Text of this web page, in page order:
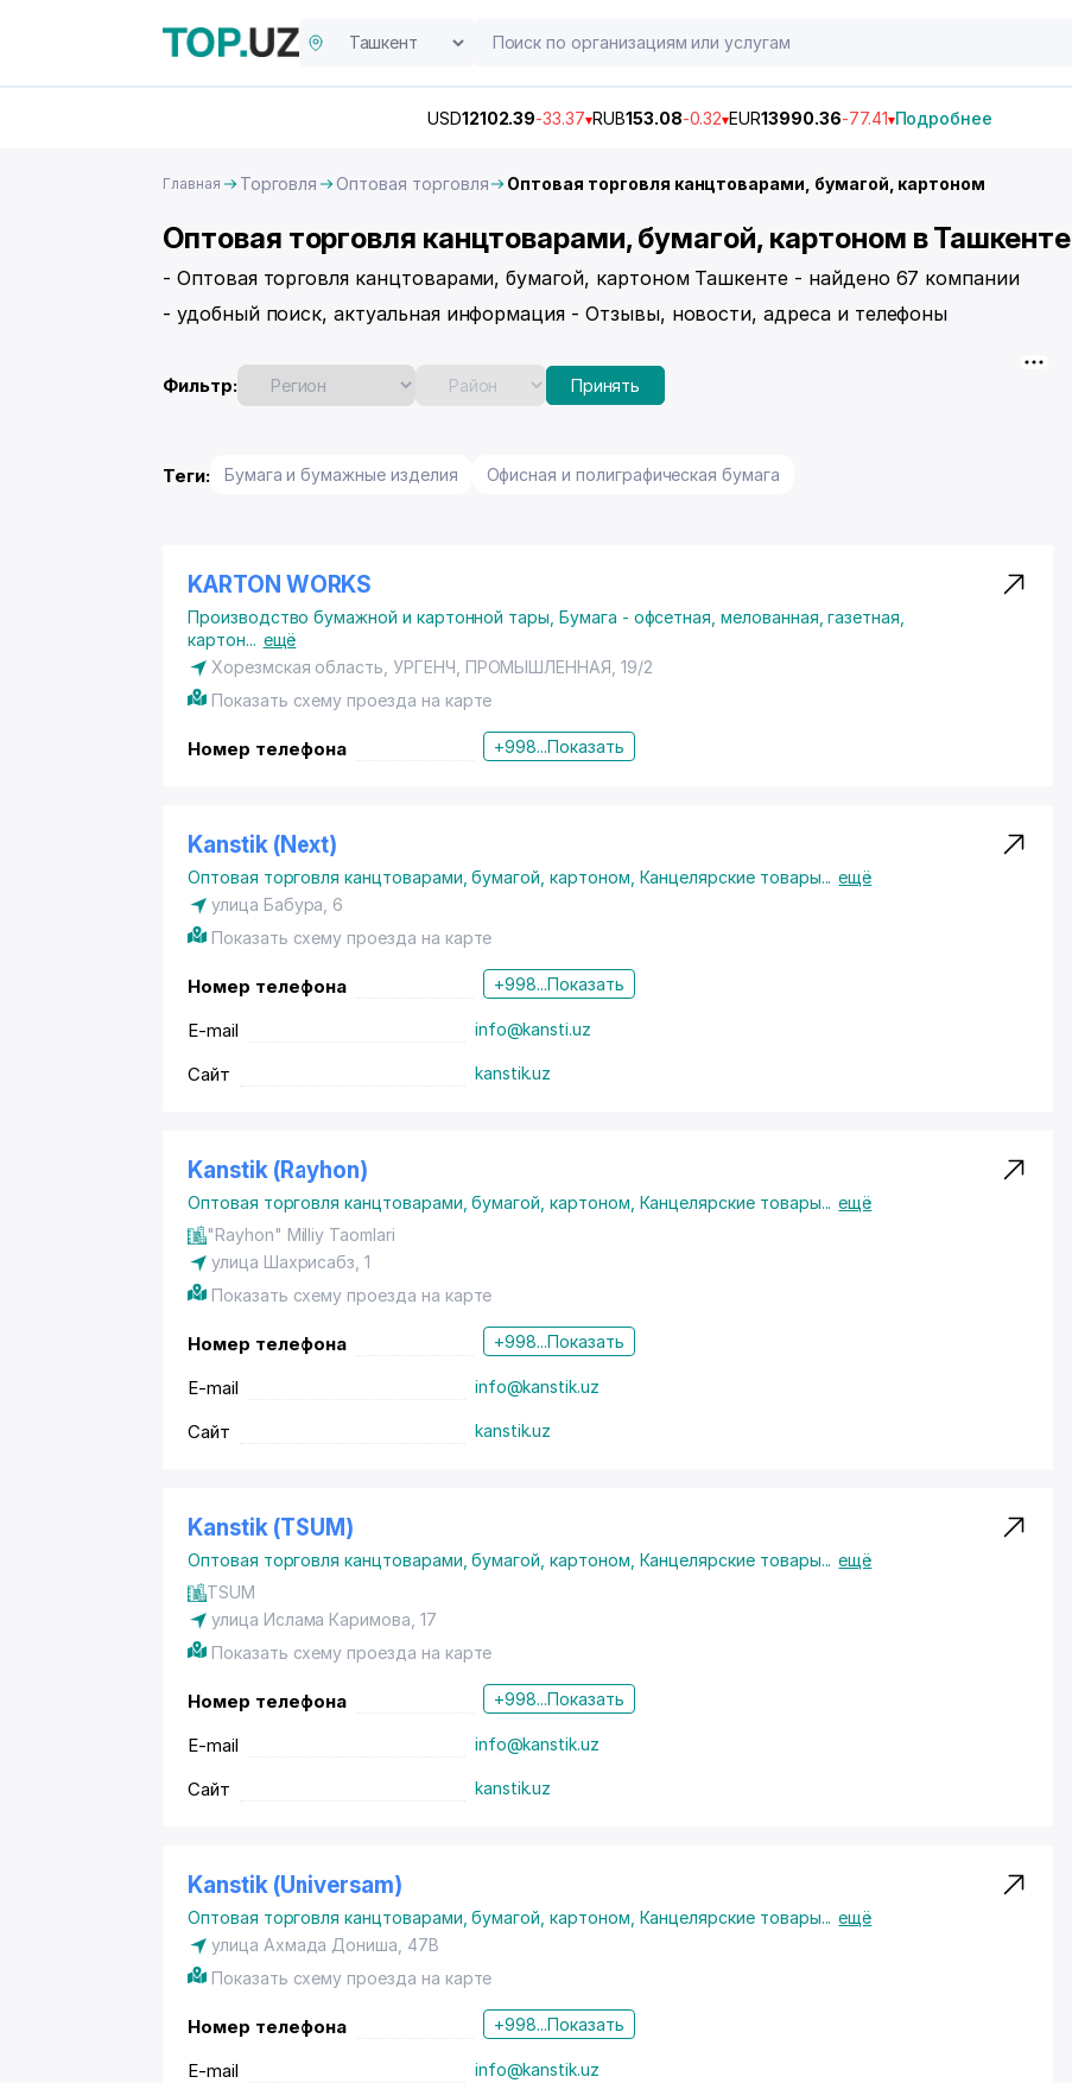
USD12102.39-33.37 RUB153.08-0.32 EUR13990.36-77.41 Подробнее
Главная Торговля Оптовая торговля Оптовая торговля канцтоварами, бумагой, картоном
Оптовая торговля канцтоварами, бумагой, картоном в Ташкенте
- Оптовая торговля канцтоварами, бумагой, картоном Ташкенте - найдено 67 компании
- удобный поиск, актуальная информация - Отзывы, новости, адреса и телефоны
Фильтр: Принять
Теги: Бумага и бумажные изделия Офисная и полиграфическая бумага
KARTON WORKS
Производство бумажной и картонной тары ,Бумага - офсетная, мелованная, газетная,
картон... ещё
Хорезмская область , УРГЕНЧ, ПРОМЫШЛЕННАЯ, 19/2
Показать схему проезда на карте
Номер телефона +998...Показать
Kanstik (Next)
Оптовая торговля канцтоварами, бумагой, картоном Канцелярские товары... ещё
улица Бабура, 6
Показать схему проезда на карте
Номер телефона +998...Показать
E-mail info@kansti.uz
Сайт kanstik.uz
Kanstik (Rayhon)
Оптовая торговля канцтоварами, бумагой, картоном Канцелярские товары... ещё
"Rayhon" Milliy Taomlari
улица Шахрисабз, 1
Показать схему проезда на карте
Номер телефона +998...Показать
E-mail info@kanstik.uz
Сайт kanstik.uz
Kanstik (TSUM)
Оптовая торговля канцтоварами, бумагой, картоном Канцелярские товары... ещё
TSUM
улица Ислама Каримова, 17
Показать схему проезда на карте
Номер телефона +998...Показать
E-mail info@kanstik.uz
Сайт kanstik.uz
Kanstik (Universam)
Оптовая торговля канцтоварами, бумагой, картоном Канцелярские товары... ещё
улица Ахмада Дониша, 47В
Показать схему проезда на карте
Номер телефона +998...Показать
E-mail info@kanstik.uz